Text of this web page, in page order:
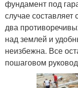
фундамент под
случае
два
над землей и
неизбежна. Все
пошаговом